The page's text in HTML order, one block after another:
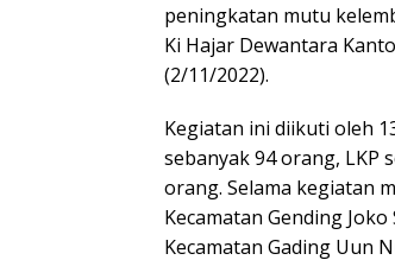
peningkatan mutu
Ki Hajar Dewantara
(2/11/2022).
Kegiatan ini diikuti oleh
sebanyak 94 orang, LKP
orang. Selama kegiatan
Kecamatan Gending
Kecamatan Gading Uun